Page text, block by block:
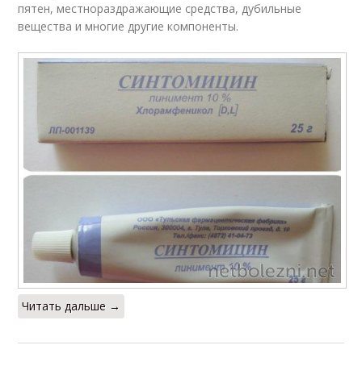
пятен, местнораздражающие средства, дубильные
вещества и многие другие компоненты.
Читать дальше →